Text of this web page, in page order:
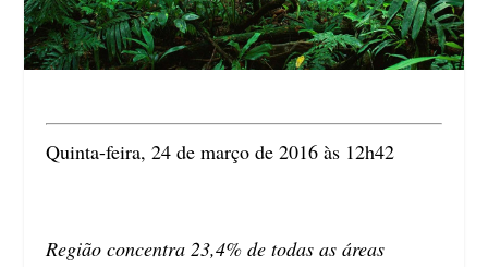
Quinta-feira, 24 de março de 2016 às 12h42
Região concentra 23,4% de todas as áreas